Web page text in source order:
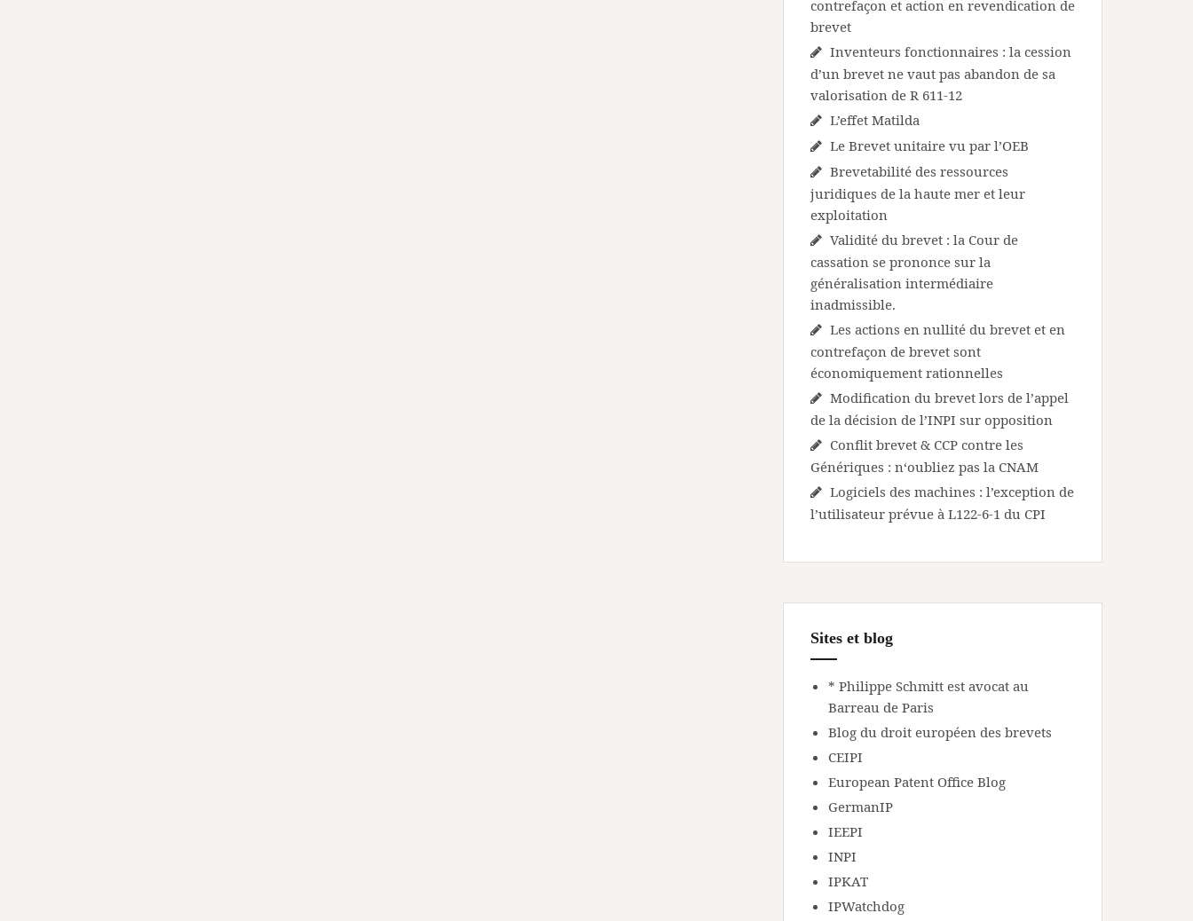
contrefaçon et action en revendication de
brevet
Inventeurs fonctionnaires : la cession
d’un brevet ne vaut pas abandon de sa
valorisation de R 611-12
L’effet Matilda
Le Brevet unitaire vu par l’OEB
Brevetabilité des ressources
juridiques de la haute mer et leur
exploitation
Validité du brevet : la Cour de
cassation se prononce sur la
généralisation intermédiaire
inadmissible.
Les actions en nullité du brevet et en
contrefaçon de brevet sont
économiquement rationnelles
Modification du brevet lors de l’appel
de la décision de l’INPI sur opposition
Conflit brevet & CCP contre les
Génériques : n‘oubliez pas la CNAM
Logiciels des machines : l’exception de
l’utilisateur prévue à L122-6-1 du CPI
Sites et blog
* Philippe Schmitt est avocat au
Barreau de Paris
Blog du droit européen des brevets
CEIPI
European Patent Office Blog
GermanIP
IEEPI
INPI
IPKAT
IPWatchdog